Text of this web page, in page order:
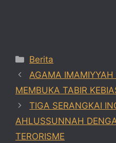
Categories
Berita
AGAMA
MEMBUKA TABIR
TIGA SERANGKAI
AHLUSSUNNAH
TERORISME